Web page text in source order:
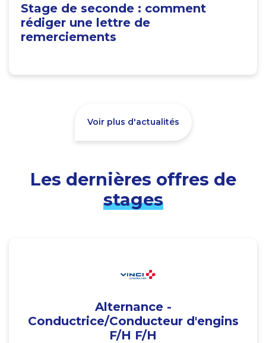
Stage de seconde : comment
rédiger une lettre de
remerciements
Voir plus d'actualités
Les dernières offres de
stages
Alternance -
Conductrice/Conducteur d'engins
F/H F/H